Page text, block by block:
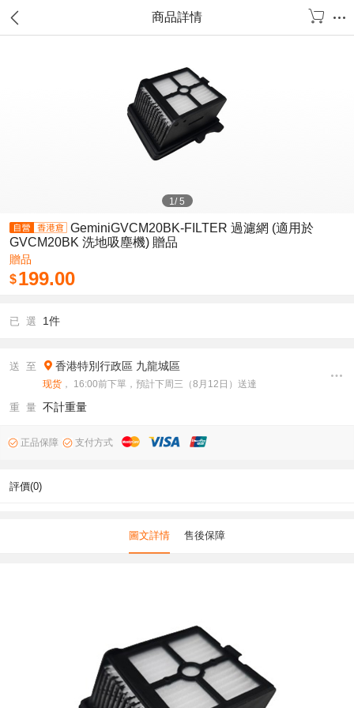
商品詳情
1/5
GeminiGVCM20BK-FILTER 過濾網 (適用於
GVCM20BK 洗地吸塵機) 贈品
贈品
$199.00
已 選 1件
送 至 香港特別行政區 九龍城區
现货 ， 16:00前下單，預計下周三（8月12日）送達
重 量 不計重量
正品保障 支付方式
評價(0)
圖文詳情 售後保障